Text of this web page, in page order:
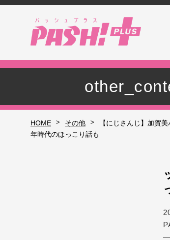
HOME > その他 >
【にじさんじ】加賀
年時代のほっこり話も